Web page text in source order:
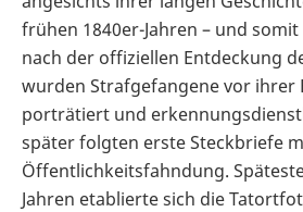
frühen 1840er-Jahren – und
nach der offiziellen Entdeckung
wurden Strafgefangene vor ihrer
porträtiert und
später folgten erste Steckbriefe
Öffentlichkeitsfahndung.
Jahren etablierte sich die